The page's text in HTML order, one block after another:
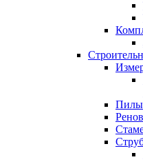
Пилы